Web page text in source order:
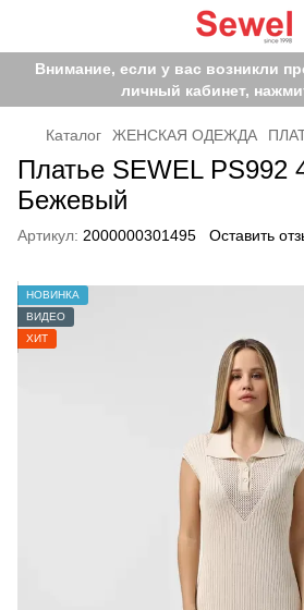
Внимание, если у вас возникли
личный кабинет,
Каталог ЖЕНСКАЯ ОДЕЖДА
Платье SEWEL PS992
Бежевый
Артикул: 2000000301495 Оставить
НОВИНКА
ВИДЕО
ХИТ